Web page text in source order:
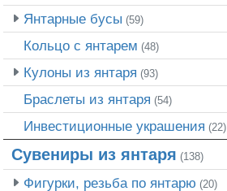
Янтарные бусы (59)
Кольцо с янтарем (48)
Кулоны из янтаря (93)
Браслеты из янтаря (54)
Инвестиционные украшения (22)
Сувениры из янтаря (138)
Фигурки, резьба по янтарю (20)